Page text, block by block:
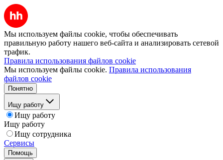
Мы используем файлы cookie, чтобы обеспечивать
правильную работу нашего веб-сайта и анализировать сетевой
трафик.
Правила использования файлов cookie
Мы используем файлы cookie. Правила использования
файлов cookie
Понятно
Ищу работу
Ищу работу
Ищу работу
Ищу сотрудника
Сервисы
Помощь